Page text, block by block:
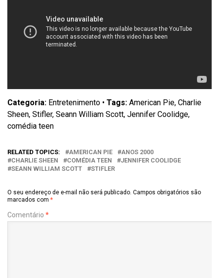
Categoria: Entretenimento • Tags: American Pie, Charlie
Sheen, Stifler, Seann William Scott, Jennifer Coolidge,
comédia teen
RELATED TOPICS: AMERICAN PIE
ANOS 2000
CHARLIE SHEEN
COMÉDIA TEEN
JENNIFER COOLIDGE
SEANN WILLIAM SCOTT
STIFLER
O seu endereço de e-mail não será publicado. Campos obrigatórios são
marcados com *
Comentário *